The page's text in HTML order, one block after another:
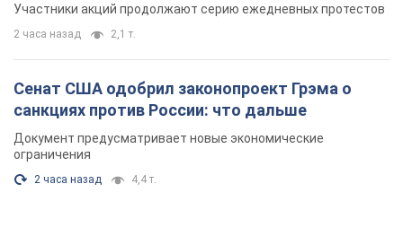
Участники акций продолжают серию ежедневных протестов
2 часа назад 2,1 т.
Сенат США одобрил законопроект Грэма о
санкциях против России: что дальше
Документ предусматривает новые экономические
ограничения
2 часа назад 4,4 т.